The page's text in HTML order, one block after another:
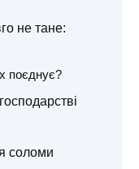
не тане:
поєднує?
соломи